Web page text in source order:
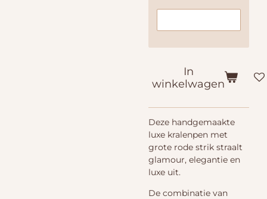
In
winkelwagen
Deze handgemaakte
luxe kralenpen met
grote rode strik straalt
glamour, elegantie en
luxe uit.
De combinatie van